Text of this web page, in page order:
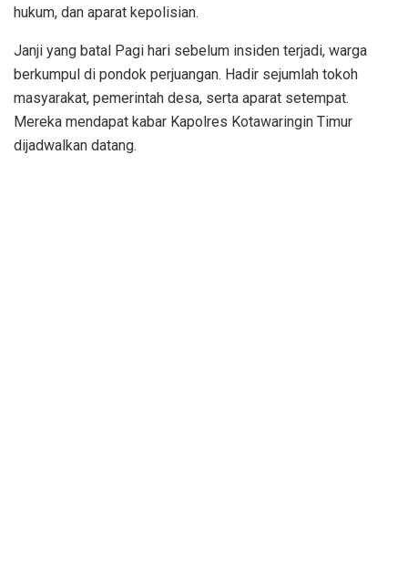
hukum, dan aparat kepolisian.
Janji yang batal Pagi hari sebelum insiden terjadi, warga
berkumpul di pondok perjuangan. Hadir sejumlah tokoh
masyarakat, pemerintah desa, serta aparat setempat.
Mereka mendapat kabar Kapolres Kotawaringin Timur
dijadwalkan datang.